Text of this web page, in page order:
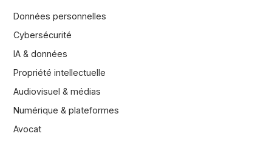
Données personnelles
Cybersécurité
IA & données
Propriété intellectuelle
Audiovisuel & médias
Numérique & plateformes
Avocat